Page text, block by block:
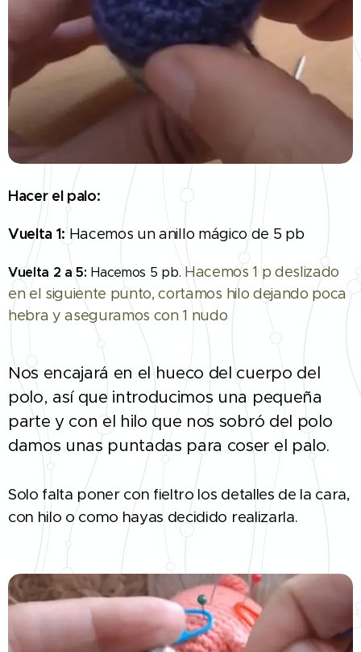
Hacer el palo:
Vuelta 1: Hacemos un anillo mágico de 5 pb
Vuelta 2 a 5: Hacemos 5 pb.Hacemos 1 p deslizado
en el siguiente punto, cortamos hilo dejando poca
hebra y aseguramos con 1 nudo
Nos encajará en el hueco del cuerpo del
polo, así que introducimos una pequeña
parte y con el hilo que nos sobró del polo
damos unas puntadas para coser el palo.
Solo falta poner con fieltro los detalles de la cara,
con hilo o como hayas decidido realizarla.